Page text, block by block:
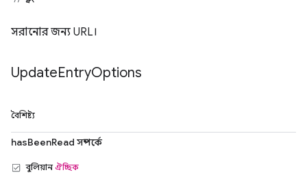
সরানোর জন্য URL।
UpdateEntryOptions
বৈশিষ্ট্য
hasBeenRead সম্পর্কে
বুলিয়ানঐচ্ছিক